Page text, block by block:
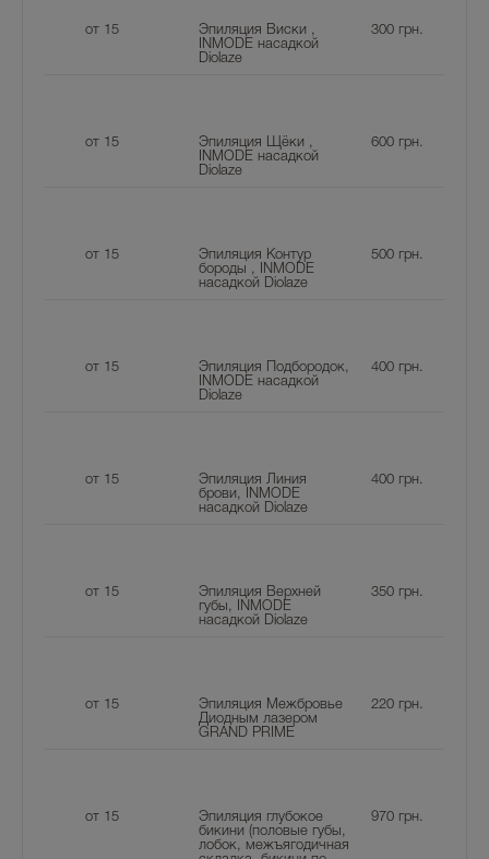
от 15
Эпиляция Виски ,
INMODE насадкой
Diolaze
300грн.
от 15
Эпиляция Щёки ,
INMODE насадкой
Diolaze
600грн.
от 15
Эпиляция Контур
бороды , INMODE
насадкой Diolaze
500грн.
от 15
Эпиляция Подбородок,
INMODE насадкой
Diolaze
400грн.
от 15
Эпиляция Линия
брови, INMODE
насадкой Diolaze
400грн.
от 15
Эпиляция Верхней
губы, INMODE
насадкой Diolaze
350грн.
от 15
Эпиляция Межбровье
Диодным лазером
GRAND PRIME
220грн.
от 15
Эпиляция глубокое
бикини (половые губы,
лобок, межъягодичная
970грн.